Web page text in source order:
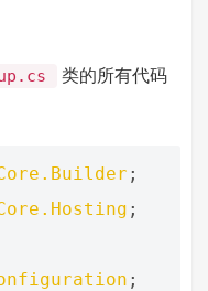
类的所有代码
;
;
;